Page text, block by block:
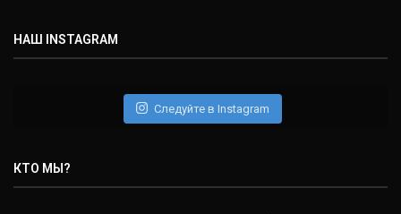
Дэниель Кормье
(22-2-0, 1)
НАШ INSTAGRAM
Следуйте в Instagram
КТО МЫ?